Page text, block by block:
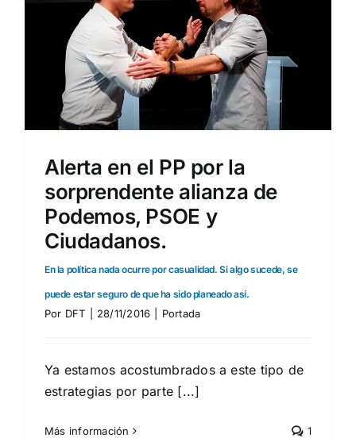
Alerta en el PP por la
sorprendente alianza de
Podemos, PSOE y
Ciudadanos.
En la política nada ocurre por casualidad. Si algo sucede, se
puede estar seguro de que ha sido planeado así.
Por DFT 28/11/2016 Portada
Ya estamos acostumbrados a este tipo de
estrategias por parte [...]
Más información 1